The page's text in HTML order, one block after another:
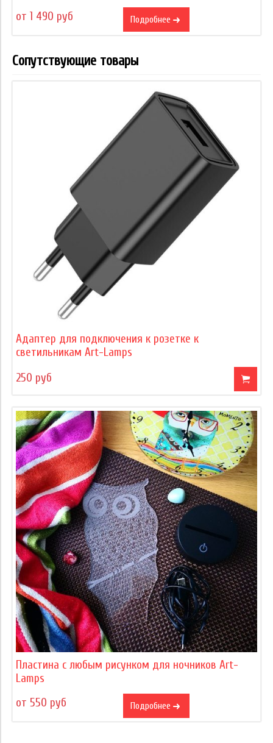
от 1 490 руб Подробнее
Сопутствующие товары
Адаптер для подключения к розетке к
светильникам Art-Lamps
250 руб
Пластина с любым рисунком для ночников Art-
Lamps
от 550 руб
Подробнее